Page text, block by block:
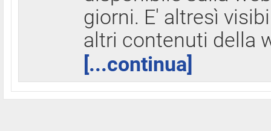
giorni. E' altresì
altri contenuti della
[...continua]